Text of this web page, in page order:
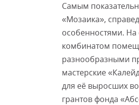
Самым
«Мозаика»,
особенностями.
комбинатом
разнообразными
мастерские
для её выросших
грантов фонда